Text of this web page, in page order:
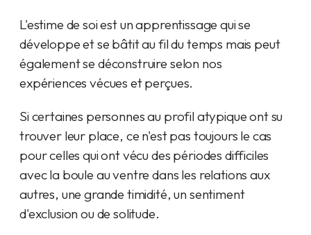
L'estime de soi est un apprentissage qui se
développe et se bâtit au fil du temps mais peut
également se déconstruire selon nos
expériences vécues et perçues.
Si certaines personnes au profil atypique ont su
trouver leur place, ce n'est pas toujours le cas
pour celles qui ont vécu des périodes difficiles
avec la boule au ventre dans les relations aux
autres, une grande timidité, un sentiment
d'exclusion ou de solitude.